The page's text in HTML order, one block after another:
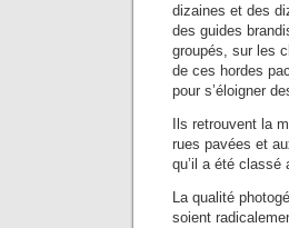
dizaines et des
des guides
groupés, sur les
de ces hordes
pour s’éloigner
Ils retrouvent la
rues pavées et
qu’il a été classé
La qualité
soient